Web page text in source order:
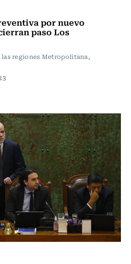
por nuevo
paso Los
regiones Metropolitana,